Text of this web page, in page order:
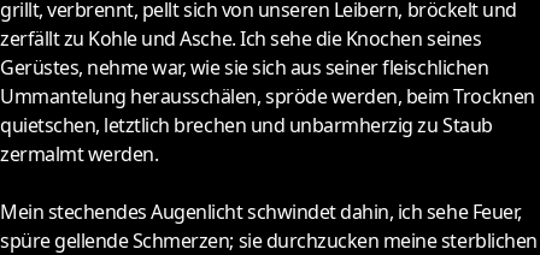
grillt, verbrennt, pellt sich von unseren Leibern, bröckelt und
zerfällt zu Kohle und Asche. Ich sehe die Knochen seines
Gerüstes, nehme war, wie sie sich aus seiner fleischlichen
Ummantelung herausschälen, spröde werden, beim Trocknen
quietschen, letztlich brechen und unbarmherzig zu Staub
zermalmt werden.
Mein stechendes Augenlicht schwindet dahin, ich sehe Feuer,
spüre gellende Schmerzen; sie durchzucken meine sterblichen